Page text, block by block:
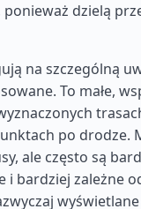
ponieważ dzielą
na szczególną
To małe,
po drodze.
ale często są
bardziej zależne